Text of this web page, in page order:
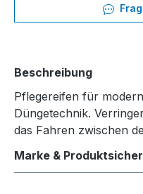
Beschreibung
Pflegereifen für
Düngetechnik.
das Fahren zwischen
Marke &